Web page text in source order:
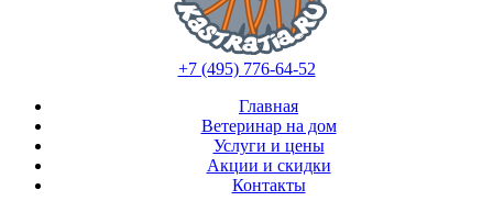
+7 (495) 776-64-52
Главная
Ветеринар на дом
Услуги и цены
Акции и скидки
Контакты